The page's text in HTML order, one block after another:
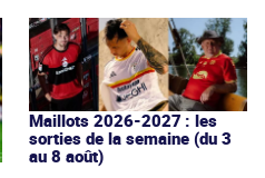
Maillots 2026-2027 : les
sorties de la semaine (du 3
au 8 août)